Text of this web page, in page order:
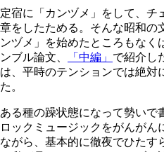
定宿に「カンヅメ」をして、チ
章をしたためる。そんな昭和の
ンヅメ」を始めたところもなく
ンブル論文、
「中編」 で紹介し
は、平時のテンションでは絶対
た。
ある種の躁状態になって勢いで
ロックミュージックをがんがん
ながら、基本的に徹夜でひたす